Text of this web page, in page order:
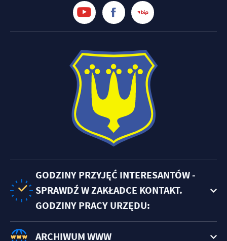
GODZINY PRZYJĘĆ INTERESANTÓW -
SPRAWDŹ W ZAKŁADCE KONTAKT.
GODZINY PRACY URZĘDU:
ARCHIWUM WWW